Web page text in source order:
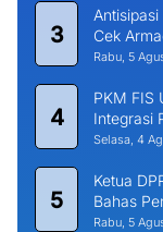
3
Antisipasi
Cek
Rabu, 5
4
PKM FIS
Integrasi
Selasa, 4
5
Ketua
Bahas
Rabu, 5